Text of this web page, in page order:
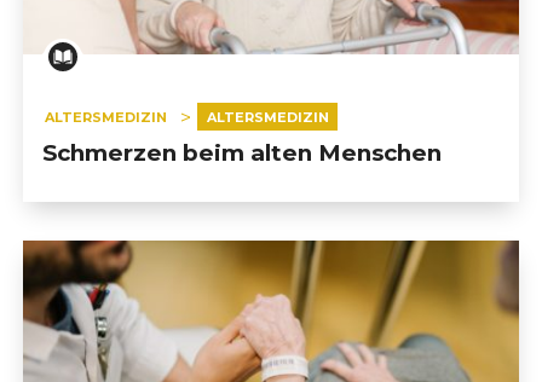
ALTERSMEDIZIN ALTERSMEDIZIN
Schmerzen beim alten Menschen